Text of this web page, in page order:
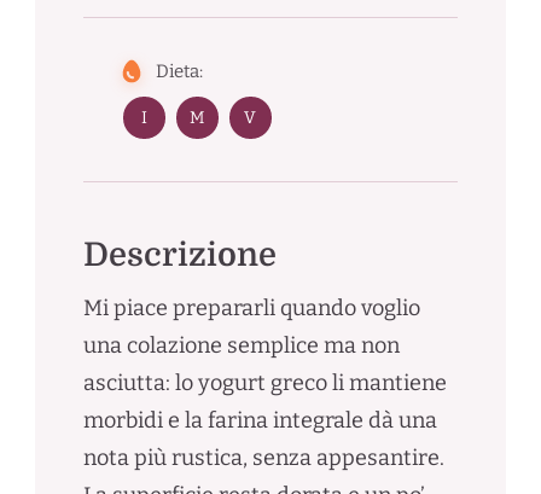
Dieta:
I M V
Descrizione
Mi piace prepararli quando voglio
una colazione semplice ma non
asciutta: lo yogurt greco li mantiene
morbidi e la farina integrale dà una
nota più rustica, senza appesantire.